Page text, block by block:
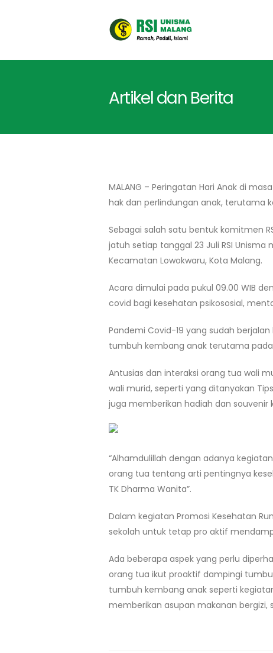
Artikel dan Berita
MALANG – Peringatan Hari Anak di
hak dan perlindungan anak, terutama
Sebagai salah satu bentuk komitmen
jatuh setiap tanggal 23 Juli RSI Unisma
Kecamatan Lowokwaru, Kota Malang.
Acara dimulai pada pukul 09.00 WIB
covid bagi kesehatan psikososial,
Pandemi Covid-19 yang sudah
tumbuh kembang anak terutama
Antusias dan interaksi orang tua wali
wali murid, seperti yang ditanyakan
juga memberikan hadiah dan
“Alhamdulillah dengan adanya
orang tua tentang arti pentingnya
TK Dharma Wanita”.
Dalam kegiatan Promosi Kesehatan
sekolah untuk tetap pro aktif
Ada beberapa aspek yang perlu
orang tua ikut proaktif dampingi
tumbuh kembang anak seperti
memberikan asupan makanan bergizi,